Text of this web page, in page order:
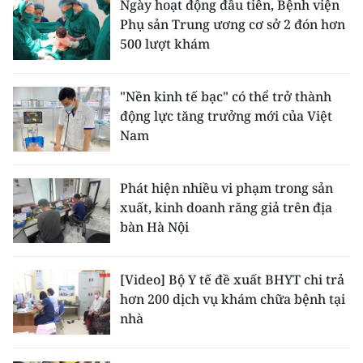
Ngày hoạt động đầu tiên, Bệnh viện
Phụ sản Trung ương cơ sở 2 đón hơn
500 lượt khám
"Nền kinh tế bạc" có thể trở thành
động lực tăng trưởng mới của Việt
Nam
Phát hiện nhiều vi phạm trong sản
xuất, kinh doanh răng giả trên địa
bàn Hà Nội
[Video] Bộ Y tế đề xuất BHYT chi trả
hơn 200 dịch vụ khám chữa bệnh tại
nhà